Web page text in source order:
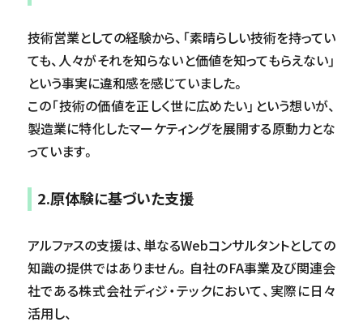
技術営業としての経験から、「素晴らしい技術を持ってい
ても、人々がそれを知らないと価値を知ってもらえない」
という事実に違和感を感じていました。
この「技術の価値を正しく世に広めたい」という想いが、
製造業に特化したマーケティングを展開する原動力とな
っています。
2.原体験に基づいた支援
アルファスの支援は、単なるWebコンサルタントとしての
知識の提供ではありません。自社のFA事業及び関連会
社である株式会社ディジ・テックにおいて、実際に日々
活用し、